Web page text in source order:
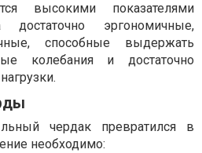
высокими показателями
достаточно эргономичные,
способные выдержать
колебания и достаточно
чердак превратился в
необходимо: